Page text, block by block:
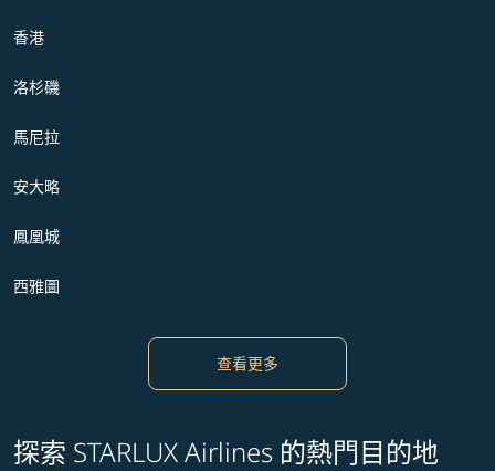
香港
洛杉磯
馬尼拉
安大略
鳳凰城
西雅圖
查看更多
探索 STARLUX Airlines 的熱門目的地